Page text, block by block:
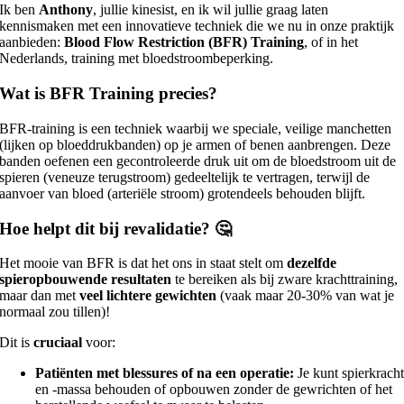
Ik benAnthony, jullie kinesist, en ik wil jullie graag laten
kennismaken met een innovatieve techniek die we nu in onze praktijk
aanbieden:Blood Flow Restriction (BFR) Training, of in het
Nederlands, training met bloedstroombeperking.
Wat is BFR Training precies?
BFR-training is een techniek waarbij we speciale, veilige manchetten
(lijken op bloeddrukbanden) op je armen of benen aanbrengen. Deze
banden oefenen een gecontroleerde druk uit om de bloedstroom uit de
spieren (veneuze terugstroom) gedeeltelijk te vertragen, terwijl de
aanvoer van bloed (arteriële stroom) grotendeels behouden blijft.
Hoe helpt dit bij revalidatie? 🤔
Het mooie van BFR is dat het ons in staat stelt omdezelfde
spieropbouwende resultaten te bereiken als bij zware krachttraining,
maar dan metveel lichtere gewichten (vaak maar 20-30% van wat je
normaal zou tillen)!
Dit iscruciaal voor:
Patiënten met blessures of na een operatie: Je kunt spierkracht
en -massa behouden of opbouwen zonder de gewrichten of het